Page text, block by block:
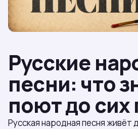
Русские
песни: что
поют до сих
Русская народная песня